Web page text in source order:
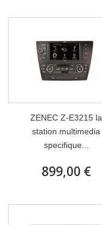
ZENEC Z-E3215 la
station multimedia
specifique...
899,00 €